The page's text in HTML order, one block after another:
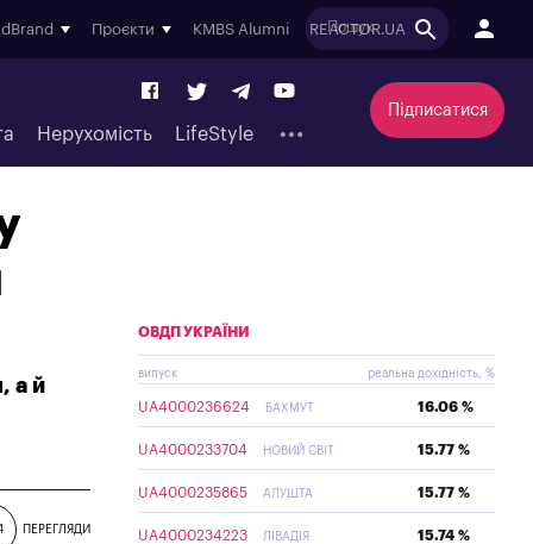
Проєкти KMBS Alumni REACTOR.UA
Нерухомість LifeStyle
Підписатися
а й
ПЕРЕГЛЯДИ
ОВДП УКРАЇНИ
випуск реальна дохідність, %
UA4000236624 БАХМУТ 16.06 %
UA4000233704 НОВИЙ СВІТ 15.77 %
UA4000235865 АЛУШТА 15.77 %
UA4000234223 ЛІВАДІЯ 15.74 %